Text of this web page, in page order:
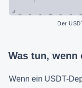
Der
Was tun, wenn
Wenn ein USDT-